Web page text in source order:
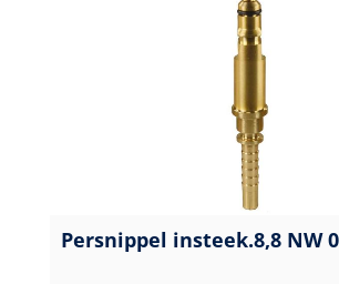
Persnippel insteek.8,8 NW